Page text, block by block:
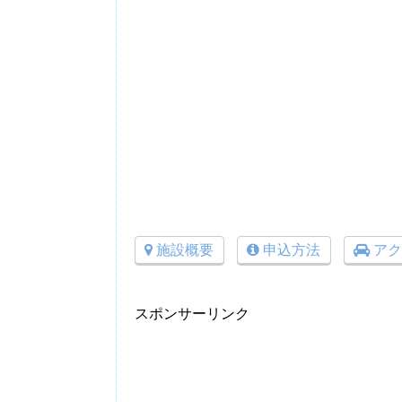
施設概要 申込方法 ア
スポンサーリンク